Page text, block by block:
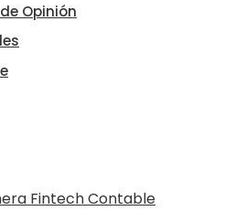
Opinión
Fintech Contable